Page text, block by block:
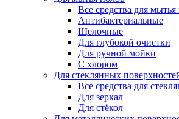
Все средства для мытья
Антибактериальные
Щелочные
Для глубокой очистки
Для ручной мойки
С хлором
Для стеклянных
Все средства для
Для зеркал
Для стёкол